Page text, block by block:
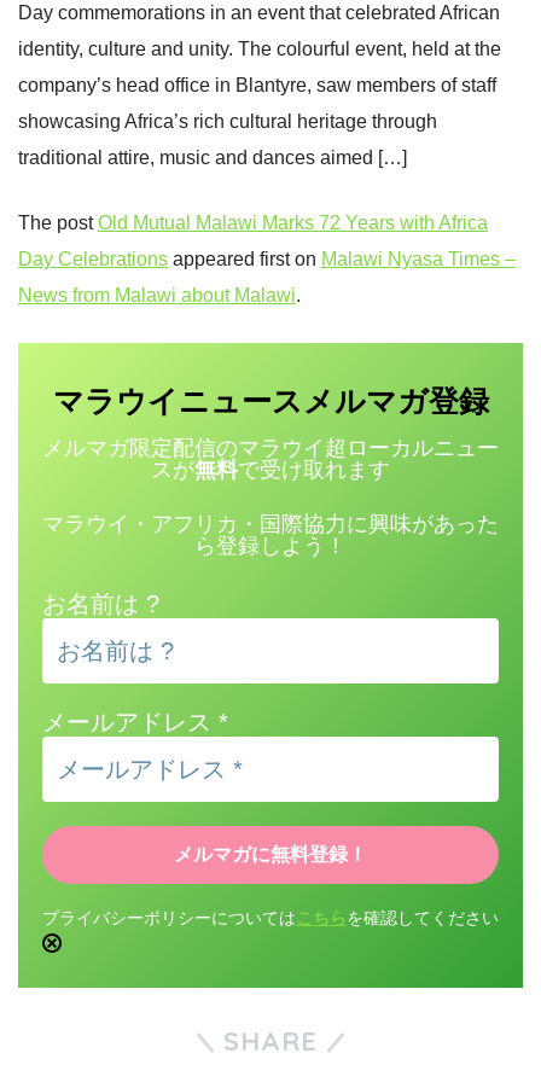
Day commemorations in an event that celebrated African
identity, culture and unity. The colourful event, held at the
company’s head office in Blantyre, saw members of staff
showcasing Africa’s rich cultural heritage through
traditional attire, music and dances aimed […]
The postOld Mutual Malawi Marks 72 Years with Africa
Day Celebrations appeared first on Malawi Nyasa Times –
News from Malawi about Malawi.
マラウイニュース メルマガ登録
メルマガ限定配信のマラウイ超ローカルニュー
スが無料で受け取れます
マラウイ・アフリカ・国際協力に興味があった
ら登録しよう！
お名前は ?
メールアドレス *
プライバシーポリシーについては こちら を確認してください
SHARE